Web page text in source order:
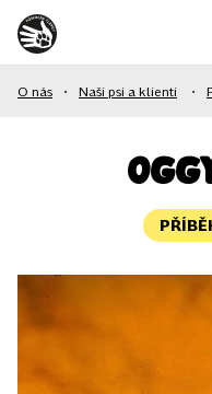
O NÁS
NAŠE SLUŽBY
JAK MŮŽETE
O nás • Naši psi a klienti •